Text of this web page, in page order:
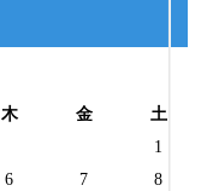
木 金 土
1
6 7
8